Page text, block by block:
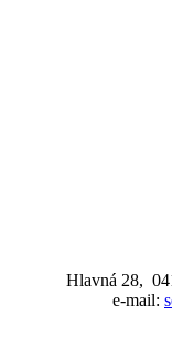
Hlavná 28,
e-mail: